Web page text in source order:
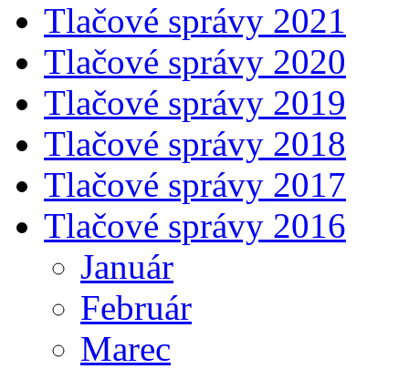
Tlačové správy 2021
Tlačové správy 2020
Tlačové správy 2019
Tlačové správy 2018
Tlačové správy 2017
Tlačové správy 2016
Január
Február
Marec